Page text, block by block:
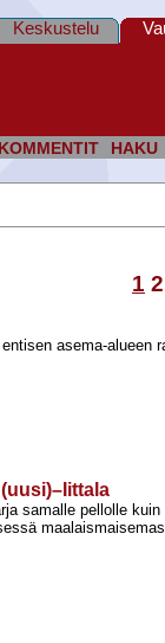
KOMMENTIT HAKU
Keskustelu
1 2
asema-​alueen
samalle pellolle